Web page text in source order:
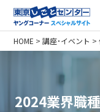
HOME >講座・イベント >
2024業界職